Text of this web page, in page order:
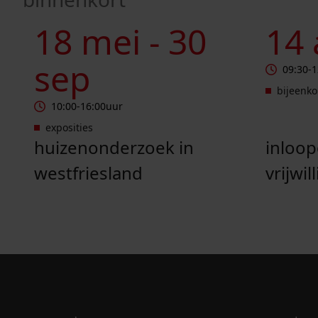
18 mei - 30
sep
10:00-16:00uur
exposities
huizenonderzoek in
westfriesland
14
09:30-